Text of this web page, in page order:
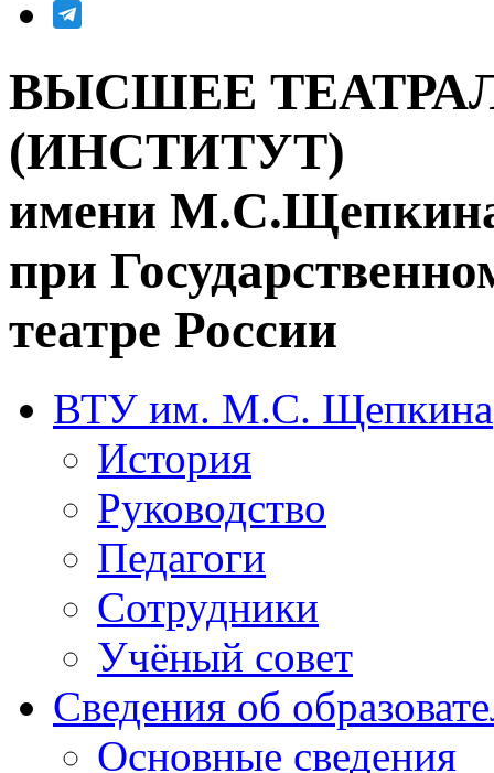
ВЫСШЕЕ
(ИНСТИТУТ)
имени
при
театре России
ВТУ им. М.С. Щепкина
История
Руководство
Педагоги
Сотрудники
Учёный совет
Сведения об
Основные сведения